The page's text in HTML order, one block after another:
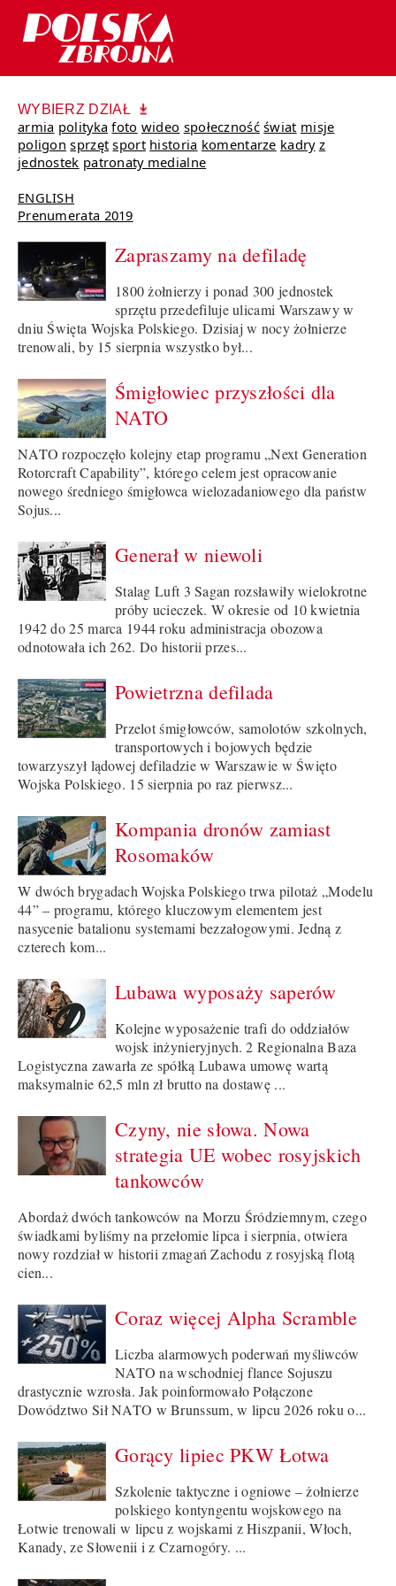
WYBIERZ DZIAŁ
armia polityka foto wideo społeczność świat misje
poligon sprzęt sport historia komentarze kadry z
jednostek patronaty medialne
ENGLISH
Prenumerata 2019
Zapraszamy na defiladę
1800 żołnierzy i ponad 300 jednostek
sprzętu przedefiluje ulicami Warszawy w
dniu Święta Wojska Polskiego. Dzisiaj w nocy żołnierze
trenowali, by 15 sierpnia wszystko był...
Śmigłowiec przyszłości dla
NATO
NATO rozpoczęło kolejny etap programu „Next Generation
Rotorcraft Capability”, którego celem jest opracowanie
nowego średniego śmigłowca wielozadaniowego dla państw
Sojus...
Generał w niewoli
Stalag Luft 3 Sagan rozsławiły wielokrotne
próby ucieczek. W okresie od 10 kwietnia
1942 do 25 marca 1944 roku administracja obozowa
odnotowała ich 262. Do historii przes...
Powietrzna defilada
Przelot śmigłowców, samolotów szkolnych,
transportowych i bojowych będzie
towarzyszył lądowej defiladzie w Warszawie w Święto
Wojska Polskiego. 15 sierpnia po raz pierwsz...
Kompania dronów zamiast
Rosomaków
W dwóch brygadach Wojska Polskiego trwa pilotaż „Modelu
44” – programu, którego kluczowym elementem jest
nasycenie batalionu systemami bezzałogowymi. Jedną z
czterech kom...
Lubawa wyposaży saperów
Kolejne wyposażenie trafi do oddziałów
wojsk inżynieryjnych. 2 Regionalna Baza
Logistyczna zawarła ze spółką Lubawa umowę wartą
maksymalnie 62,5 mln zł brutto na dostawę ...
Czyny, nie słowa. Nowa
strategia UE wobec rosyjskich
tankowców
Abordaż dwóch tankowców na Morzu Śródziemnym, czego
świadkami byliśmy na przełomie lipca i sierpnia, otwiera
nowy rozdział w historii zmagań Zachodu z rosyjską flotą
cien...
Coraz więcej Alpha Scramble
Liczba alarmowych poderwań myśliwców
NATO na wschodniej flance Sojuszu
drastycznie wzrosła. Jak poinformowało Połączone
Dowództwo Sił NATO w Brunssum, w lipcu 2026 roku o...
Gorący lipiec PKW Łotwa
Szkolenie taktyczne i ogniowe – żołnierze
polskiego kontyngentu wojskowego na
Łotwie trenowali w lipcu z wojskami z Hiszpanii, Włoch,
Kanady, ze Słowenii i z Czarnogóry. ...